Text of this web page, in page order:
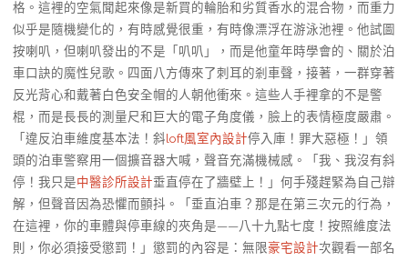
格。這裡的空氣聞起來像是新買的輪胎和劣質香水的混合物，而重力
似乎是隨機變化的，有時感覺很重，有時像漂浮在游泳池裡。他試圖
按喇叭，但喇叭發出的不是「叭叭」，而是他童年時學會的、關於泊
車口訣的魔性兒歌。四面八方傳來了刺耳的剎車聲，接著，一群穿著
反光背心和戴著白色安全帽的人朝他衝來。這些人手裡拿的不是警
棍，而是長長的測量尺和巨大的電子角度儀，臉上的表情極度嚴肅。
「違反泊車維度基本法！斜loft風室內設計停入庫！罪大惡極！」領
頭的泊車警察用一個擴音器大喊，聲音充滿機械感。「我、我沒有斜
停！我只是中醫診所設計垂直停在了牆壁上！」何手殘趕緊為自己辯
解，但聲音因為恐懼而顫抖。「垂直泊車？那是在第三次元的行為，
在這裡，你的車體與停車線的夾角是——八十九點七度！按照維度法
則，你必須接受懲罰！」懲罰的內容是：無限豪宅設計次觀看一部名